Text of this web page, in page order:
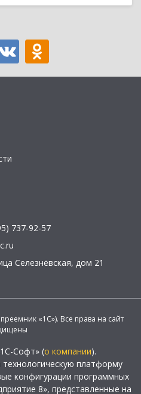
737-92-57
Селезнёвская, дом 21
«1С»). Все права на сайт
Софт» (о компании).
платформу
конфигурации программных
8», представленные на